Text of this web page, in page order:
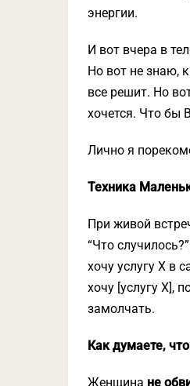
энергии.
И вот вчера в
Но вот не знаю,
все решит. Но
хочется. Что бы
Лично я
Техника
При живой
“Что
хочу услугу Х в
хочу [услугу Х],
замолчать.
Как думаете,
Женщина не